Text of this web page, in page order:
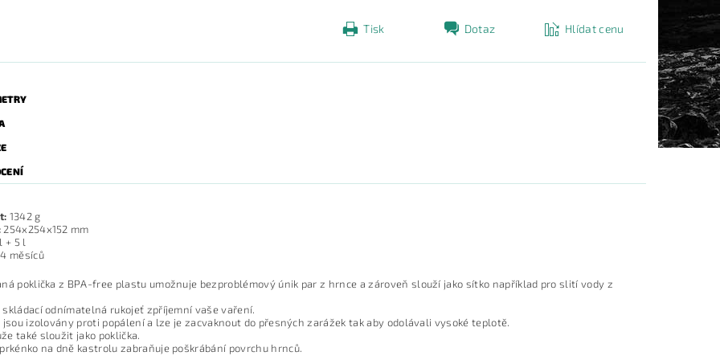
Tisk Dotaz Hlídat cenu
1342 g
254x254x152 mm
+ 5 l
měsíců
poklička z BPA-free plastu umožnuje bezproblémový únik par z hrnce a zároveň slouží jako sítko například pro slití vody z
odnímatelná rukojeť zpříjemní vaše vaření.
izolovány proti popálení a lze je zacvaknout do přesných zarážek tak aby odolávali vysoké teplotě.
také sloužit jako poklička.
na dně kastrolu zabraňuje poškrábání povrchu hrnců.